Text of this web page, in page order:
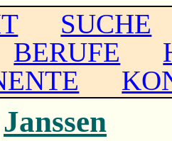
SUCHE
BERUFE
Janssen